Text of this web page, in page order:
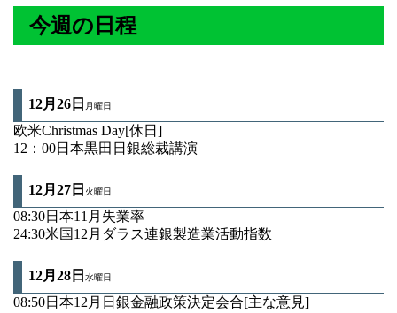
今週の日程
12月26日 月曜日
欧米Christmas Day[休日]
12：00日本黒田日銀総裁講演
12月27 日 火曜日
08:30日本11月失業率
24:30米国12月ダラス連銀製造業活動指数
12月28 日 水曜日
08:50日本12月日銀金融政策決定会合[主な意見]